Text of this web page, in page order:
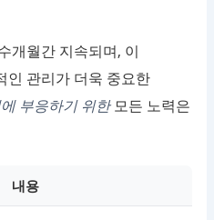
개월간 지속되며, 이
인 관리가 더욱 중요한
부응하기 위한모든 노력은
내용